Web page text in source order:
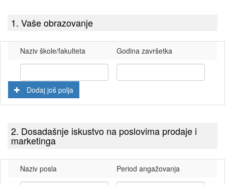
1. Vaše obrazovanje
Naziv škole/fakulteta Godina završetka
Dodaj još polja
2. Dosadašnje iskustvo na poslovima prodaje i
marketinga
Naziv posla Period angažovanja